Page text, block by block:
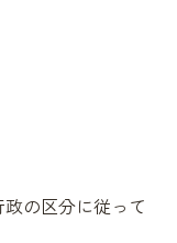
の区分に従って